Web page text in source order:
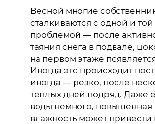
Весной многие
сталкиваются с одной и
проблемой — после
таяния снега в подвале,
на первом этаже
Иногда это происходит
иногда — резко, после
теплых дней подряд. Даже
воды немного, повышенная
влажность может привести